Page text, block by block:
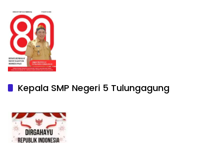
Kepala SMP Negeri 5 Tulungagung